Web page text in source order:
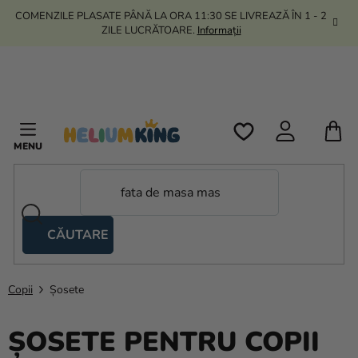
TreciCOMENZILE PLASATE PÂNĂ LA ORA 11:30 SE LIVREAZĂ ÎN 1 - 2
ZILE LUCRĂTOARE. Informații
CĂUTARE
tip
foarfecă
Heliu si
Copii Șosete
ȘOSETE PENTRU COPII